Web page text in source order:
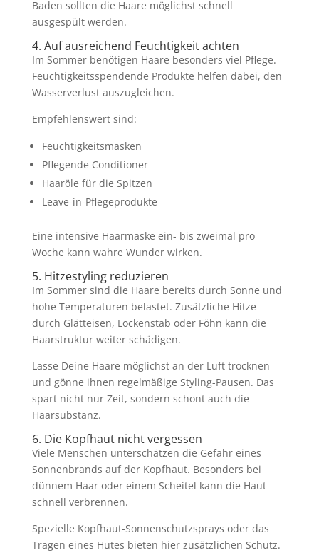
Baden sollten die Haare möglichst schnell
ausgespült werden.
4. Auf ausreichend Feuchtigkeit achten
Im Sommer benötigen Haare besonders viel Pflege.
Feuchtigkeitsspendende Produkte helfen dabei, den
Wasserverlust auszugleichen.
Empfehlenswert sind:
Feuchtigkeitsmasken
Pflegende Conditioner
Haaröle für die Spitzen
Leave-in-Pflegeprodukte
Eine intensive Haarmaske ein- bis zweimal pro
Woche kann wahre Wunder wirken.
5. Hitzestyling reduzieren
Im Sommer sind die Haare bereits durch Sonne und
hohe Temperaturen belastet. Zusätzliche Hitze
durch Glätteisen, Lockenstab oder Föhn kann die
Haarstruktur weiter schädigen.
Lasse Deine Haare möglichst an der Luft trocknen
und gönne ihnen regelmäßige Styling-Pausen. Das
spart nicht nur Zeit, sondern schont auch die
Haarsubstanz.
6. Die Kopfhaut nicht vergessen
Viele Menschen unterschätzen die Gefahr eines
Sonnenbrands auf der Kopfhaut. Besonders bei
dünnem Haar oder einem Scheitel kann die Haut
schnell verbrennen.
Spezielle Kopfhaut-Sonnenschutzsprays oder das
Tragen eines Hutes bieten hier zusätzlichen Schutz.